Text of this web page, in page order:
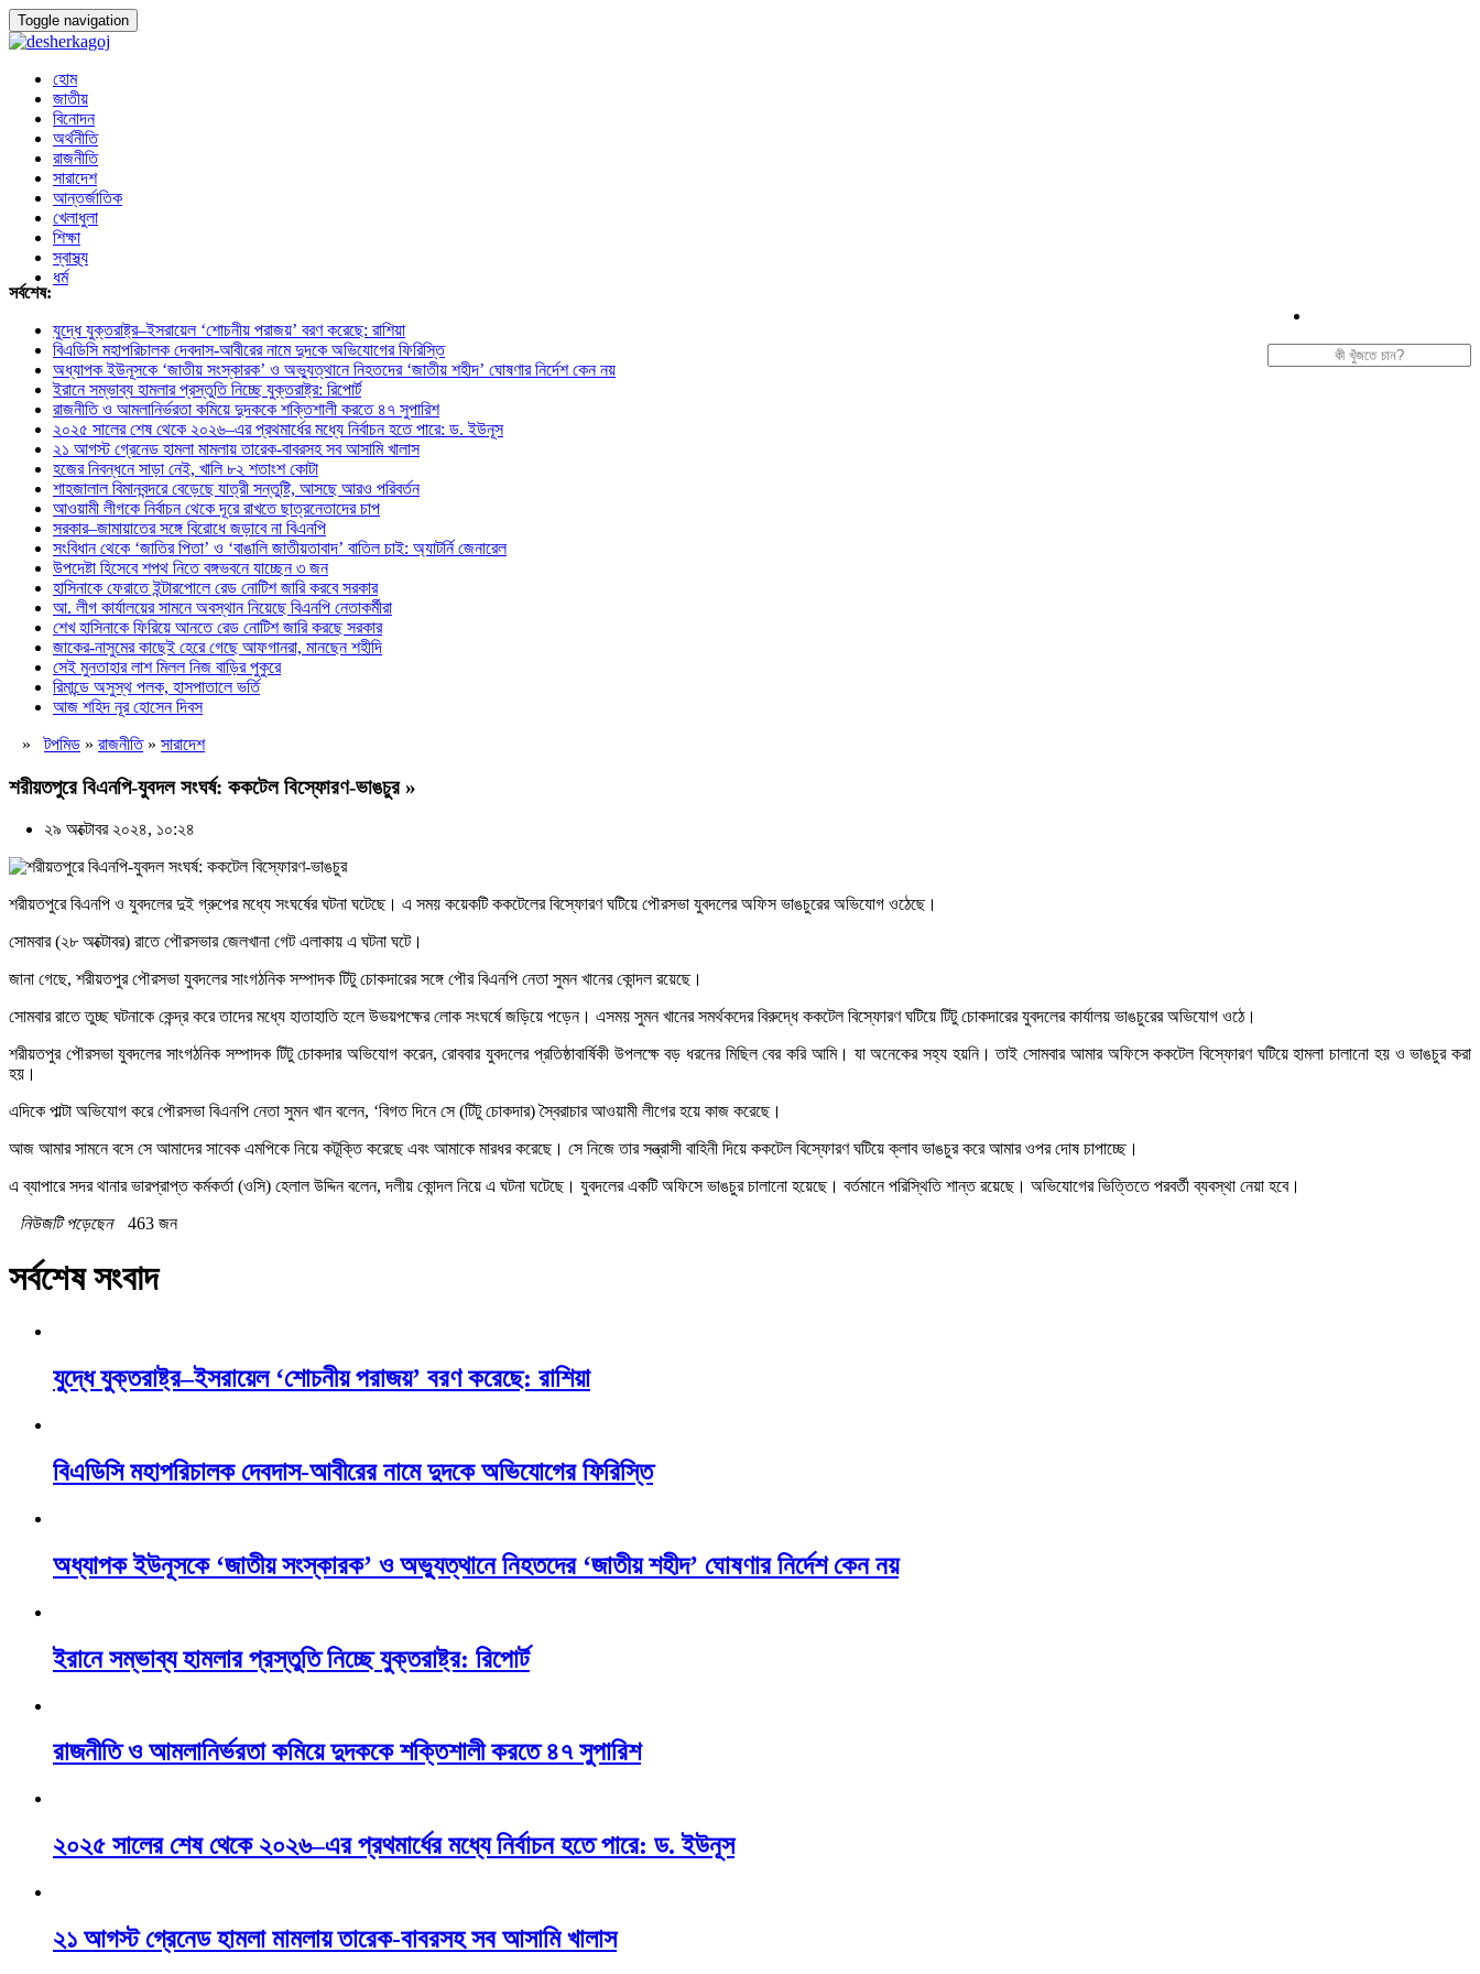
Toggle navigation
হোম
জাতীয়
বিনোদন
অর্থনীতি
রাজনীতি
সারাদেশ
আন্তর্জাতিক
খেলাধুলা
শিক্ষা
স্বাস্থ্য
ধর্ম
সর্বশেষ:
যুদ্ধে যুক্তরাষ্ট্র–ইসরায়েল ‘শোচনীয় পরাজয়’ বরণ করেছে: রাশিয়া
বিএডিসি মহাপরিচালক দেবদাস-আবীরের নামে দুদকে অভিযোগের ফিরিস্তি
অধ্যাপক ইউনূসকে ‘জাতীয় সংস্কারক’ ও অভ্যুত্থানে নিহতদের ‘জাতীয় শহীদ’ ঘোষণার নির্দেশ কেন নয়
ইরানে সম্ভাব্য হামলার প্রস্তুতি নিচ্ছে যুক্তরাষ্ট্র: রিপোর্ট
রাজনীতি ও আমলানির্ভরতা কমিয়ে দুদককে শক্তিশালী করতে ৪৭ সুপারিশ
২০২৫ সালের শেষ থেকে ২০২৬–এর প্রথমার্ধের মধ্যে নির্বাচন হতে পারে: ড. ইউনূস
২১ আগস্ট গ্রেনেড হামলা মামলায় তারেক-বাবরসহ সব আসামি খালাস
হজের নিবন্ধনে সাড়া নেই, খালি ৮২ শতাংশ কোটা
শাহজালাল বিমানবন্দরে বেড়েছে যাত্রী সন্তুষ্টি, আসছে আরও পরিবর্তন
আওয়ামী লীগকে নির্বাচন থেকে দূরে রাখতে ছাত্রনেতাদের চাপ
সরকার–জামায়াতের সঙ্গে বিরোধে জড়াবে না বিএনপি
সংবিধান থেকে ‘জাতির পিতা’ ও ‘বাঙালি জাতীয়তাবাদ’ বাতিল চাই: অ্যাটর্নি জেনারেল
উপদেষ্টা হিসেবে শপথ নিতে বঙ্গভবনে যাচ্ছেন ৩ জন
হাসিনাকে ফেরাতে ইন্টারপোলে রেড নোটিশ জারি করবে সরকার
আ. লীগ কার্যালয়ের সামনে অবস্থান নিয়েছে বিএনপি নেতাকর্মীরা
শেখ হাসিনাকে ফিরিয়ে আনতে রেড নোটিশ জারি করছে সরকার
জাকের-নাসুমের কাছেই হেরে গেছে আফগানরা, মানছেন শহীদি
সেই মুনতাহার লাশ মিলল নিজ বাড়ির পুকুরে
রিমান্ডে অসুস্থ পলক, হাসপাতালে ভর্তি
আজ শহিদ নূর হোসেন দিবস
»টপমিড » রাজনীতি» সারাদেশ
শরীয়তপুরে বিএনপি-যুবদল সংঘর্ষ: ককটেল বিস্ফোরণ-ভাঙচুর »
২৯ অক্টোবর ২০২৪, ১০:২৪
শরীয়তপুরে বিএনপি ও যুবদলের দুই গ্রুপের মধ্যে সংঘর্ষের ঘটনা ঘটেছে। এ সময় কয়েকটি ককটেলের বিস্ফোরণ ঘটিয়ে পৌরসভা যুবদলের অফিস ভাঙচুরের অভিযোগ ওঠেছে।
সোমবার (২৮ অক্টোবর) রাতে পৌরসভার জেলখানা গেট এলাকায় এ ঘটনা ঘটে।
জানা গেছে, শরীয়তপুর পৌরসভা যুবদলের সাংগঠনিক সম্পাদক টিটু চোকদারের সঙ্গে পৌর বিএনপি নেতা সুমন খানের কোন্দল রয়েছে।
সোমবার রাতে তুচ্ছ ঘটনাকে কেন্দ্র করে তাদের মধ্যে হাতাহাতি হলে উভয়পক্ষের লোক সংঘর্ষে জড়িয়ে পড়েন। এসময় সুমন খানের সমর্থকদের বিরুদ্ধে ককটেল বিস্ফোরণ ঘটিয়ে টিটু চোকদারের যুবদলের কার্যালয় ভাঙচুরের অভিযোগ ওঠে।
শরীয়তপুর পৌরসভা যুবদলের সাংগঠনিক সম্পাদক টিটু চোকদার অভিযোগ করেন, রোববার যুবদলের প্রতিষ্ঠাবার্ষিকী উপলক্ষে বড় ধরনের মিছিল বের করি আমি। যা অনেকের সহ্য হয়নি। তাই সোমবার আমার অফিসে ককটেল বিস্ফোরণ ঘটিয়ে হামলা চালানো হয় ও ভাঙচুর করা
হয়।
এদিকে পাল্টা অভিযোগ করে পৌরসভা বিএনপি নেতা সুমন খান বলেন, ‘বিগত দিনে সে (টিটু চোকদার) স্বৈরাচার আওয়ামী লীগের হয়ে কাজ করেছে।
আজ আমার সামনে বসে সে আমাদের সাবেক এমপিকে নিয়ে কটূক্তি করেছে এবং আমাকে মারধর করেছে। সে নিজে তার সন্ত্রাসী বাহিনী দিয়ে ককটেল বিস্ফোরণ ঘটিয়ে ক্লাব ভাঙচুর করে আমার ওপর দোষ চাপাচ্ছে।
এ ব্যাপারে সদর থানার ভারপ্রাপ্ত কর্মকর্তা (ওসি) হেলাল উদ্দিন বলেন, দলীয় কোন্দল নিয়ে এ ঘটনা ঘটেছে। যুবদলের একটি অফিসে ভাঙচুর চালানো হয়েছে। বর্তমানে পরিস্থিতি শান্ত রয়েছে। অভিযোগের ভিত্তিতে পরবর্তী ব্যবস্থা নেয়া হবে।
নিউজটি পড়েছেন
463 জন
সর্বশেষ সংবাদ
যুদ্ধে যুক্তরাষ্ট্র–ইসরায়েল ‘শোচনীয় পরাজয়’ বরণ করেছে: রাশিয়া
বিএডিসি মহাপরিচালক দেবদাস-আবীরের নামে দুদকে অভিযোগের ফিরিস্তি
অধ্যাপক ইউনূসকে ‘জাতীয় সংস্কারক’ ও অভ্যুত্থানে নিহতদের ‘জাতীয় শহীদ’ ঘোষণার নির্দেশ কেন নয়
ইরানে সম্ভাব্য হামলার প্রস্তুতি নিচ্ছে যুক্তরাষ্ট্র: রিপোর্ট
রাজনীতি ও আমলানির্ভরতা কমিয়ে দুদককে শক্তিশালী করতে ৪৭ সুপারিশ
২০২৫ সালের শেষ থেকে ২০২৬–এর প্রথমার্ধের মধ্যে নির্বাচন হতে পারে: ড. ইউনূস
২১ আগস্ট গ্রেনেড হামলা মামলায় তারেক-বাবরসহ সব আসামি খালাস